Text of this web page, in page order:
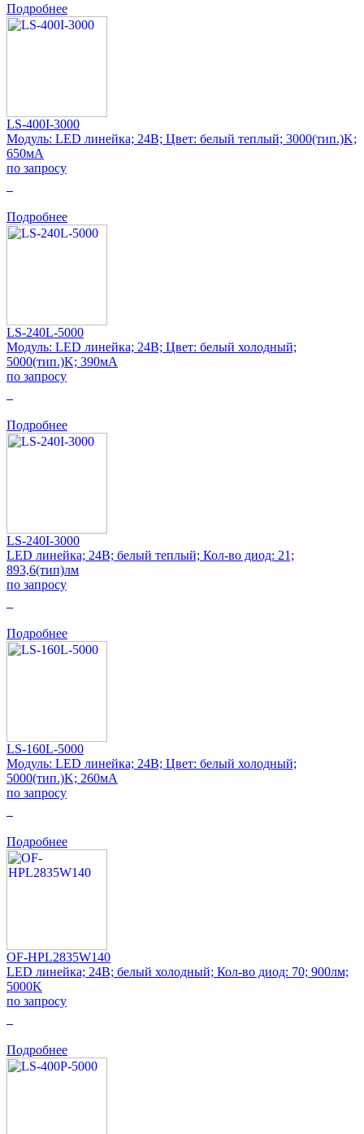
Подробнее
LS-400I-3000
Модуль: LED линейка; 24В; Цвет: белый теплый; 3000(тип.)K;
650мА
по запросу
Подробнее
LS-240L-5000
Модуль: LED линейка; 24В; Цвет: белый холодный;
5000(тип.)K; 390мА
по запросу
Подробнее
LS-240I-3000
LED линейка; 24В; белый теплый; Кол-во диод: 21;
893,6(тип)лм
по запросу
Подробнее
LS-160L-5000
Модуль: LED линейка; 24В; Цвет: белый холодный;
5000(тип.)K; 260мА
по запросу
Подробнее
OF-HPL2835W140
LED линейка; 24В; белый холодный; Кол-во диод: 70; 900лм;
5000K
по запросу
Подробнее